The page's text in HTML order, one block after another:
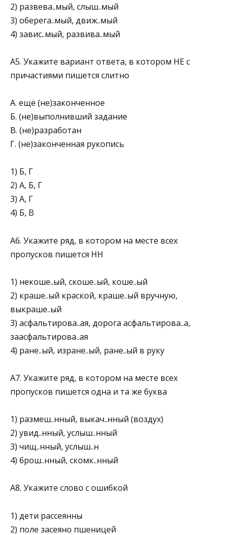
2) развева..мый, слыш..мый
3) оберега..мый, движ..мый
4) завис..мый, развива..мый
А5. Укажите вариант ответа, в котором НЕ с
причастиями пишется слитно
А. ещё (не)законченное
Б. (не)выполнивший задание
В. (не)разработан
Г. (не)законченная рукопись
1) Б, Г
2) А, Б, Г
3) А, Г
4) Б, В
А6. Укажите ряд, в котором на месте всех
пропусков пишется НН
1) некоше..ый, скоше..ый, коше..ый
2) краше..ый краской, краше..ый вручную,
выкраше..ый
3) асфальтирова..ая, дорога асфальтирова..а,
заасфальтирова..ая
4) ране..ый, изране..ый, ране..ый в руку
А7. Укажите ряд, в котором на месте всех
пропусков пишется одна и та же буква
1) размеш..нный, выкач..нный (воздух)
2) увид..нный, услыш..нный
3) чищ..нный, услыш..н
4) брош..нный, скомк..нный
А8. Укажите слово с ошибкой
1) дети рассеянны
2) поле засеяно пшеницей